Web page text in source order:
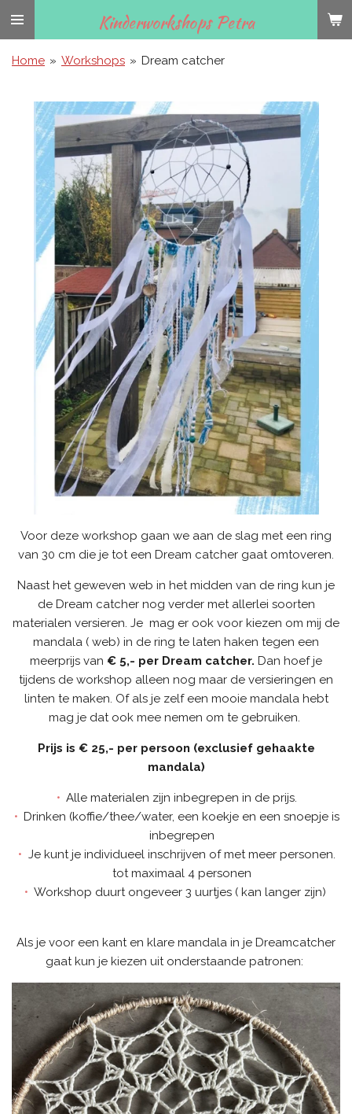
Ga
naar
Kinderworkshops Petra
Home » Workshops » Dream catcher
Voor deze workshop gaan we aan de slag met een ring
van 30 cm die je tot een Dream catcher gaat omtoveren.
Naast het geweven web in het midden van de ring kun je
de Dream catcher nog verder met allerlei soorten
materialen versieren. Je mag er ook voor kiezen om mij de
mandala ( web) in de ring te laten haken tegen een
meerprijs van € 5,- per Dream catcher. Dan hoef je
tijdens de workshop alleen nog maar de versieringen en
linten te maken. Of als je zelf een mooie mandala hebt
mag je dat ook mee nemen om te gebruiken.
Prijs is € 25,- per persoon (exclusief gehaakte
mandala)
Alle materialen zijn inbegrepen in de prijs.
Drinken (koffie/thee/water, een koekje en een snoepje is
inbegrepen
Je kunt je individueel inschrijven of met meer personen.
tot maximaal 4 personen
Workshop duurt ongeveer 3 uurtjes ( kan langer zijn)
Als je voor een kant en klare mandala in je Dreamcatcher
gaat kun je kiezen uit onderstaande patronen: